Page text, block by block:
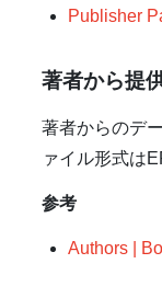
Publisher
著者から提
著者からのデ
ァイル形式は
参考
Authors |